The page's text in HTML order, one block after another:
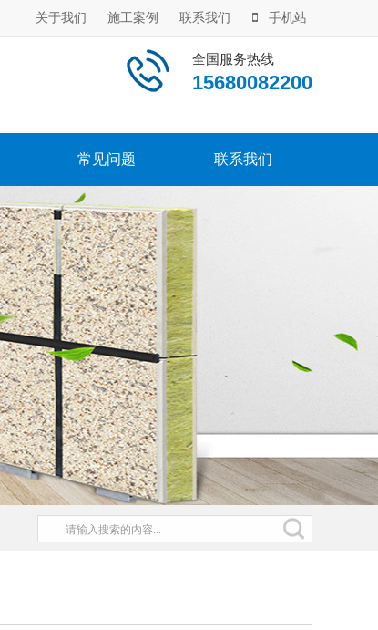
关于我们 施工案例 联系我们 手机站
全国服务热线
15680082200
常见问题 联系我们